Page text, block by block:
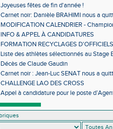
Joyeuses fêtes de fin d'année !
Carnet noir: Danièle BRAHIMI nous a
MODIFICATION CALENDRIER -
INFO & APPEL À CANDIDATURES
FORMATION RECYCLAGES D'OFFICIELS
Liste des athlètes sélectionnés au Stage
Décès de Claude Gaudin
Carnet noir : Jean-Luc SENAT nous a
CHALLENGE LAO DES CROSS
Appel à candidature pour le poste